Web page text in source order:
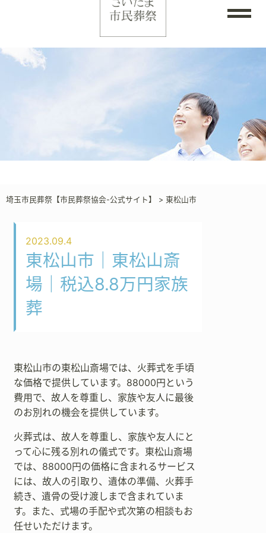
埼玉市民葬祭【市民葬祭協会-公式サイト】 > 東松山市
2023.09.4
東松山市｜東松山斎
場｜税込8.8万円家族
葬
東松山市の東松山斎場では、火葬式を手頃
な価格で提供しています。88000円という
費用で、故人を尊重し、家族や友人に最後
のお別れの機会を提供しています。
火葬式は、故人を尊重し、家族や友人にと
って心に残る別れの儀式です。東松山斎場
では、88000円の価格に含まれるサービス
には、故人の引取り、遺体の準備、火葬手
続き、遺骨の受け渡しまで含まれていま
す。また、式場の手配や式次第の相談もお
任せいただけます。